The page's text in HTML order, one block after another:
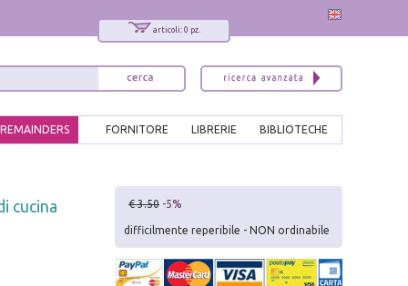
articoli: 0 pz.
BIBLIOTECHE
LIBRERIE
FORNITORE
REMAINDERS
cucina € 3.50 -5%
difficilmente reperibile - NON ordinabile
x
Interessato ai nostri libri?
Allora iscriviti alla nostra newsletter!
Sarai informato delle nostre novità, potrai
comunque cancellarti quando desideri.